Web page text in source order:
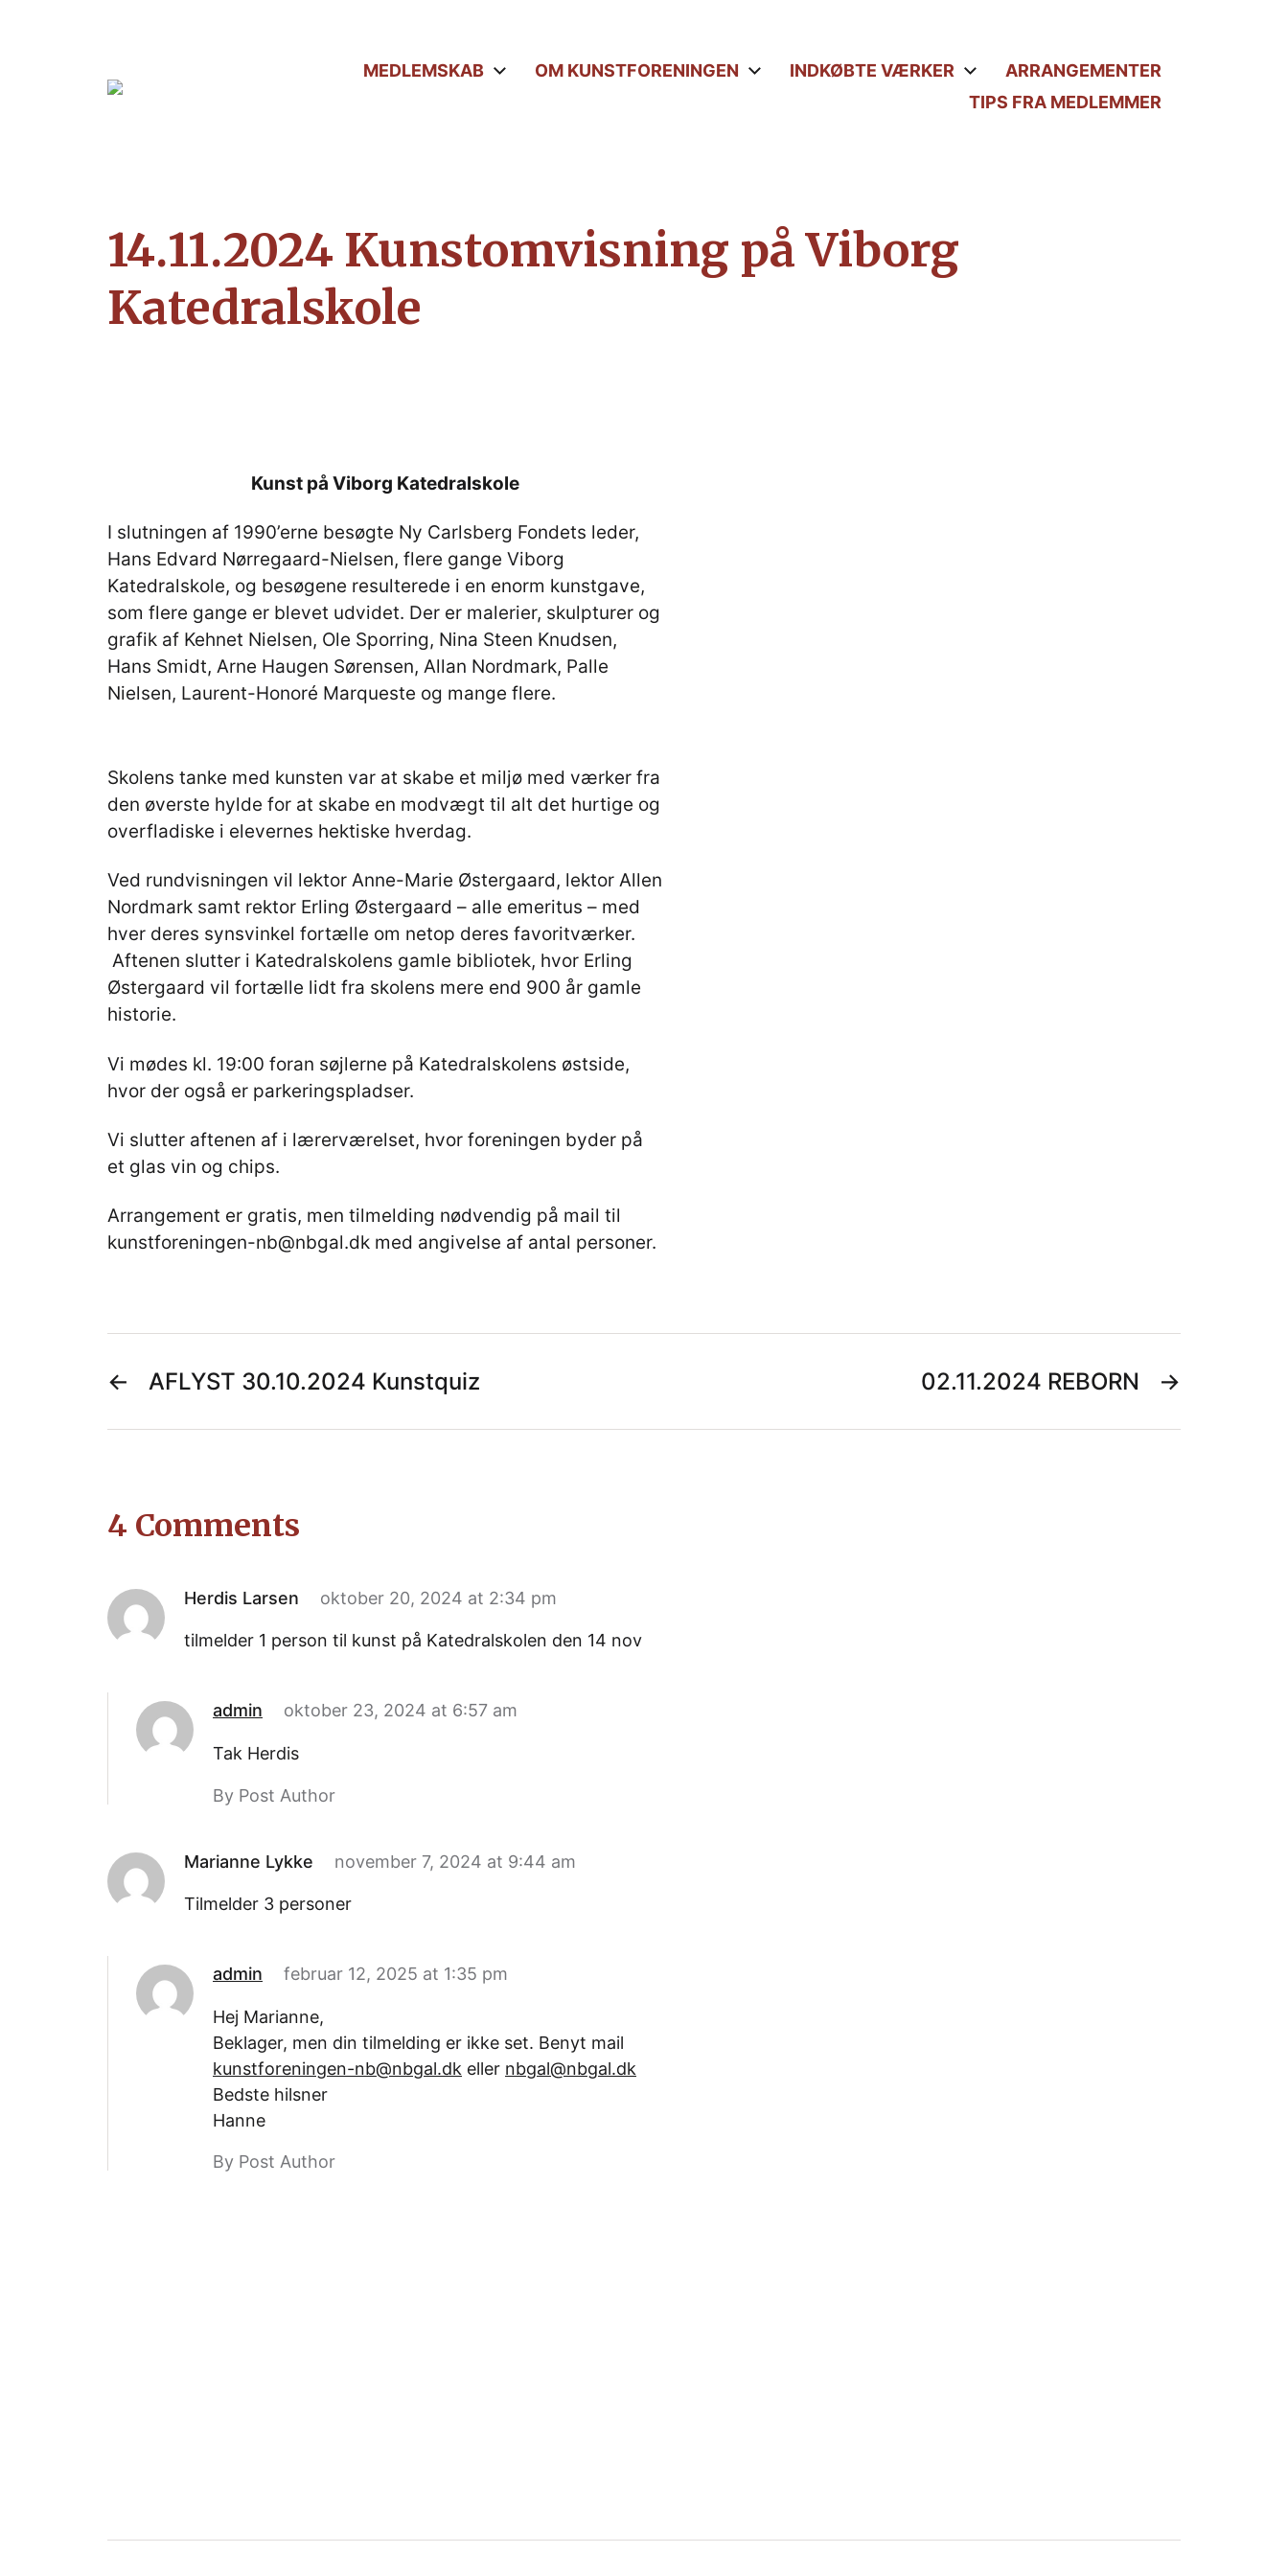
MEDLEMSKAB OM KUNSTFORENINGEN INDKØBTE VÆRKER
ARRANGEMENTER
TIPS FRA MEDLEMMER
14.11.2024 Kunstomvisning på Viborg
Katedralskole
Kunst på Viborg Katedralskole
I slutningen af 1990’erne besøgte Ny Carlsberg Fondets leder,
Hans Edvard Nørregaard-Nielsen, flere gange Viborg
Katedralskole, og besøgene resulterede i en enorm kunstgave,
som flere gange er blevet udvidet. Der er malerier, skulpturer og
grafik af Kehnet Nielsen, Ole Sporring, Nina Steen Knudsen,
Hans Smidt, Arne Haugen Sørensen, Allan Nordmark, Palle
Nielsen, Laurent-Honoré Marqueste og mange flere.
Skolens tanke med kunsten var at skabe et miljø med værker fra
den øverste hylde for at skabe en modvægt til alt det hurtige og
overfladiske i elevernes hektiske hverdag.
Ved rundvisningen vil lektor Anne-Marie Østergaard, lektor Allen
Nordmark samt rektor Erling Østergaard – alle emeritus – med
hver deres synsvinkel fortælle om netop deres favoritværker.
Aftenen slutter i Katedralskolens gamle bibliotek, hvor Erling
Østergaard vil fortælle lidt fra skolens mere end 900 år gamle
historie.
Vi mødes kl. 19:00 foran søjlerne på Katedralskolens østside,
hvor der også er parkeringspladser.
Vi slutter aftenen af i lærerværelset, hvor foreningen byder på
et glas vin og chips.
Arrangement er gratis, men tilmelding nødvendig på mail til
kunstforeningen-nb@nbgal.dk med angivelse af antal personer.
← AFLYST 30.10.2024 Kunstquiz →
02.11.2024 REBORN
4 Comments
Herdis Larsen oktober 20, 2024 at 2:34 pm
tilmelder 1 person til kunst på Katedralskolen den 14 nov
admin oktober 23, 2024 at 6:57 am
Tak Herdis
By Post Author
Marianne Lykke november 7, 2024 at 9:44 am
Tilmelder 3 personer
admin februar 12, 2025 at 1:35 pm
Hej Marianne,
Beklager, men din tilmelding er ikke set. Benyt mail
kunstforeningen-nb@nbgal.dk eller nbgal@nbgal.dk
Bedste hilsner
Hanne
By Post Author